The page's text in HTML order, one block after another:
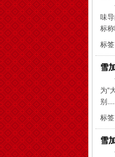
味
标
标签
雪
为“
别
标签
雪